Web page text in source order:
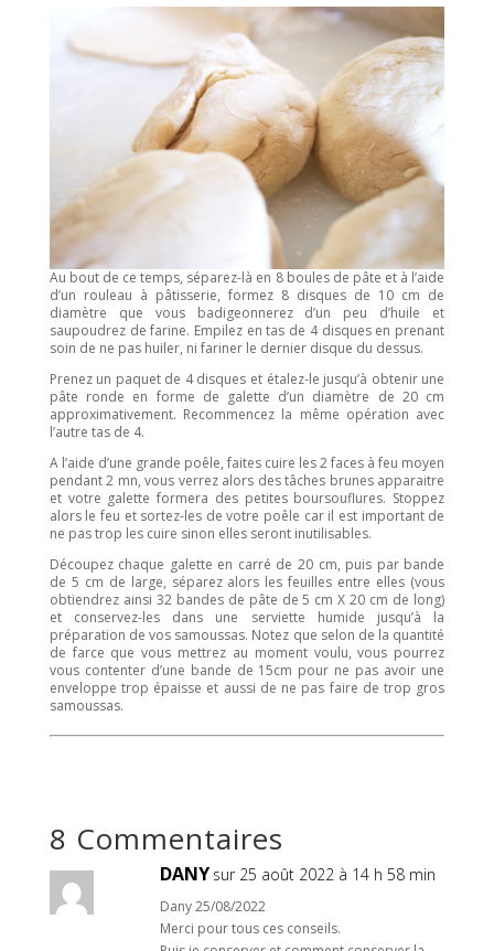
Au bout de ce temps, séparez-là en 8 boules de pâte et à l’aide
d’un rouleau à pâtisserie, formez 8 disques de 10 cm de
diamètre que vous badigeonnerez d’un peu d’huile et
saupoudrez de farine. Empilez en tas de 4 disques en prenant
soin de ne pas huiler, ni fariner le dernier disque du dessus.
Prenez un paquet de 4 disques et étalez-le jusqu’à obtenir une
pâte ronde en forme de galette d’un diamètre de 20 cm
approximativement. Recommencez la même opération avec
l’autre tas de 4.
A l’aide d’une grande poêle, faites cuire les 2 faces à feu moyen
pendant 2 mn, vous verrez alors des tâches brunes apparaitre
et votre galette formera des petites boursouflures. Stoppez
alors le feu et sortez-les de votre poêle car il est important de
ne pas trop les cuire sinon elles seront inutilisables.
Découpez chaque galette en carré de 20 cm, puis par bande
de 5 cm de large, séparez alors les feuilles entre elles (vous
obtiendrez ainsi 32 bandes de pâte de 5 cm X 20 cm de long)
et conservez-les dans une serviette humide jusqu’à la
préparation de vos samoussas. Notez que selon de la quantité
de farce que vous mettrez au moment voulu, vous pourrez
vous contenter d’une bande de 15cm pour ne pas avoir une
enveloppe trop épaisse et aussi de ne pas faire de trop gros
samoussas.
8 Commentaires
DANY sur 25 août 2022 à 14 h 58 min
Dany 25/08/2022
Merci pour tous ces conseils.